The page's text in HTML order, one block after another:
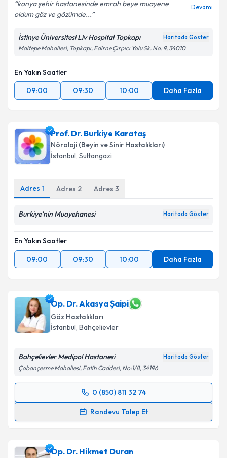
Metni'ni okudum ve kişisel verilerimin belirtilen
kapsamda işlenmesini kabul ediyorum.
Takvim Talebini Gönder
konya şehir hastanesinde emrah beye muayene
oldum göz ve gözümde...
Devamı
İstinye Üniversitesi Liv Hospital Topkapı Haritada Göster
Maltepe Mahallesi, Topkapı, Edirne Çırpıcı Yolu Sk. No: 9, 34010
En Yakın Saatler
09:00
09:30 10:00 Daha Fazla
Prof. Dr. Burkiye Karataş
Nöroloji (Beyin ve Sinir Hastalıkları)
İstanbul, Sultangazi
Adres 1 Adres 2 Adres 3
Burkiye'nin Muayehanesi Haritada Göster
En Yakın Saatler
09:00
09:30 10:00 Daha Fazla
Op. Dr. Akasya Şaipi
Göz Hastalıkları
İstanbul, Bahçelievler
Bahçelievler Medipol Hastanesi Haritada Göster
Çobançesme Mahallesi, Fatih Caddesi, No:1/8, 34196
0 (850) 811 32 74
Randevu Talep Et
Randevu Takvimi Talebi
takvim hazırlandığında e-posta ile bilgilendireceğiz.
Op. Dr. Hikmet Duran